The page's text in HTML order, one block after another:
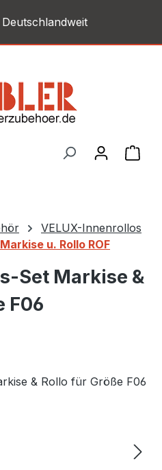
VELUX-Innenrollos
u. Rollo ROF
Set Markise &
F06